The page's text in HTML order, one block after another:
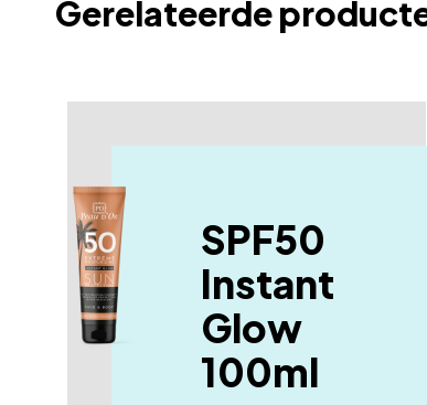
Tromethamine, Acrylates/C10-30 Alkyl
Capric Triglycerides, T-Butyl Alcohol, Linalool,
Gerelateerde
SPF50
Instant
Glow
100ml